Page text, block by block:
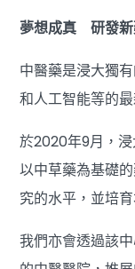
夢想成真 研發
中醫藥是浸大獨
和人工智能等的
於2020年9月，
以中草藥為基礎
究的水平，並培
我們亦會透過該